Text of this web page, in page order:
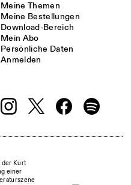
Meine Themen
Meine Bestellungen
Download-Bereich
Mein Abo
Persönliche Daten
Anmelden
der Kurt
einer